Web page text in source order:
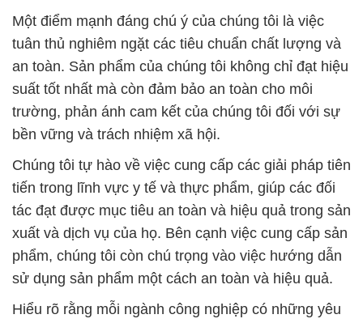
Một điểm mạnh đáng chú ý của chúng tôi là việc
tuân thủ nghiêm ngặt các tiêu chuẩn chất lượng và
an toàn. Sản phẩm của chúng tôi không chỉ đạt hiệu
suất tốt nhất mà còn đảm bảo an toàn cho môi
trường, phản ánh cam kết của chúng tôi đối với sự
bền vững và trách nhiệm xã hội.
Chúng tôi tự hào về việc cung cấp các giải pháp tiên
tiến trong lĩnh vực y tế và thực phẩm, giúp các đối
tác đạt được mục tiêu an toàn và hiệu quả trong sản
xuất và dịch vụ của họ. Bên cạnh việc cung cấp sản
phẩm, chúng tôi còn chú trọng vào việc hướng dẫn
sử dụng sản phẩm một cách an toàn và hiệu quả.
Hiểu rõ rằng mỗi ngành công nghiệp có những yêu